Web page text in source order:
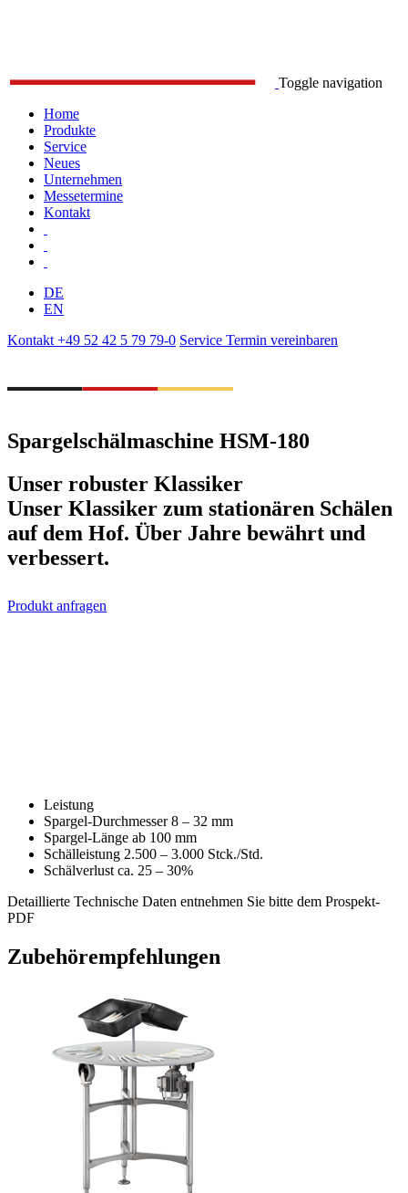
Toggle navigation
Home
Produkte
Service
Neues
Unternehmen
Messetermine
Kontakt
DE
EN
Kontakt +49 52 42 5 79 79-0 Service Termin vereinbaren
Spargelschälmaschine HSM-180
Unser robuster Klassiker
Unser Klassiker zum stationären Schälen
auf dem Hof. Über Jahre bewährt und
verbessert.
Produkt anfragen
Leistung
Spargel-Durchmesser 8 – 32 mm
Spargel-Länge ab 100 mm
Schälleistung 2.500 – 3.000 Stck./Std.
Schälverlust ca. 25 – 30%
Detaillierte Technische Daten entnehmen Sie bitte dem Prospekt-
PDF
Zubehörempfehlungen